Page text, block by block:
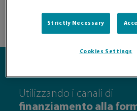
Utilizzando i canali di
finanziamento alla
Strictly Necessary
Cookies Settings